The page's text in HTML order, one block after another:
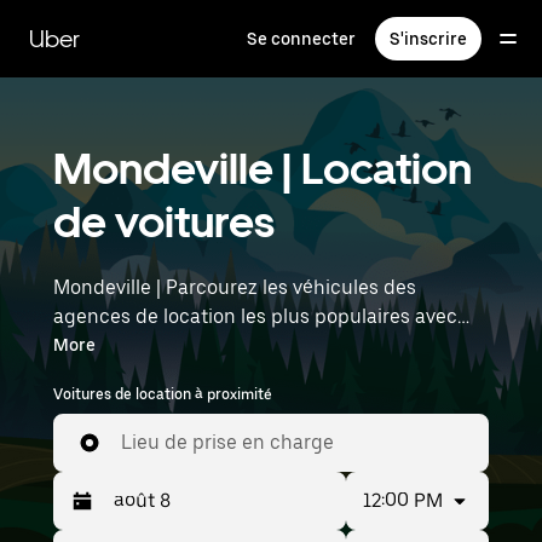
contenu
principal
Uber Se connecter S'inscrire
Mondeville | Location
de voitures
Mondeville | Parcourez les véhicules des
agences de location les plus populaires avec
Uber Rent. Des voitures électriques aux berlines
de luxe en passant par les SUV, vous trouverez
des véhicules adaptés aux voyageurs en solo et
aux groupes comptant jusqu'à sept personnes.
Saisissez l'heure et l'emplacement (par
exemple : Rennes Airport) pour trouver des
voitures de location à proximité.
More
Voitures de location à proximité
Lieu de prise en charge
12:00 PM